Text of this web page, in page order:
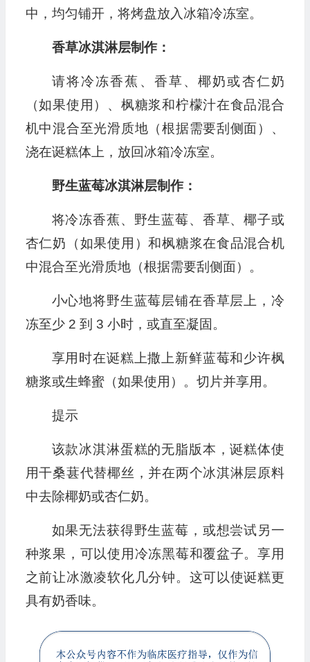
中，均匀铺开，将烤盘放入冰箱冷冻室。
香草冰淇淋层制作：
请将冷冻香蕉、香草、椰奶或杏仁奶
（如果使用）、枫糖浆和柠檬汁在食品混合
机中混合至光滑质地（根据需要刮侧面）、
浇在诞糕体上，放回冰箱冷冻室。
野生蓝莓冰淇淋层制作：
将冷冻香蕉、野生蓝莓、香草、椰子或
杏仁奶（如果使用）和枫糖浆在食品混合机
中混合至光滑质地（根据需要刮侧面）。
小心地将野生蓝莓层铺在香草层上，冷
冻至少 2 到 3 小时，或直至凝固。
享用时在诞糕上撒上新鲜蓝莓和少许枫
糖浆或生蜂蜜（如果使用）。切片并享用。
提示
该款冰淇淋蛋糕的无脂版本，诞糕体使
用干桑葚代替椰丝，并在两个冰淇淋层原料
中去除椰奶或杏仁奶。
如果无法获得野生蓝莓，或想尝试另一
种浆果，可以使用冷冻黑莓和覆盆子。享用
之前让冰激凌软化几分钟。这可以使诞糕更
具有奶香味。